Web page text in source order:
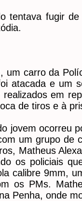
tentava fugir
um carro da
atacada e um
em
de tiros e à
jovem ocorreu
um grupo de
Matheus
os policiais
calibre 9mm,
os PMs.
Penha, onde